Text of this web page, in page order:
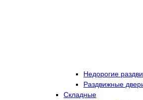
Недорогие
Раздвижные
Складные